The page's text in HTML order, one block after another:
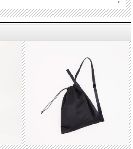
したオリジナルカラー[INK MARINE (インクマ
深みのあるネイビー)